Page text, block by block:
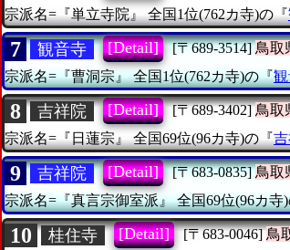
宗派名=『単立寺院』
全国1位(762カ寺)の『
7 観音寺 [Detail] [〒689-3514] 鳥取
宗派名=『曹洞宗』 全国1位(762カ寺)の『
8 吉祥院 [Detail] [〒689-3402] 鳥取
宗派名=『日蓮宗』
全国69位(96カ寺)の『
9 吉祥院 [Detail] [〒683-0835] 鳥取
宗派名=『真言宗御室派』 全国69位(96カ寺
10 桂住寺 [Detail] [〒683-0046] 鳥